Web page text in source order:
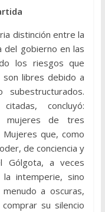
distinción entre la
del gobierno en las
los riesgos que
son libres debido a
subestructurados.
concluyó:
mujeres de tres
que, como
de conciencia y
Gólgota, a veces
intemperie, sino
a oscuras,
su silencio